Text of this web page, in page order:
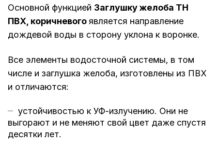
Основной функцией Заглушку желоба ТН
ПВХ, коричневого является направление
дождевой воды в сторону уклона к воронке.
Все элементы водосточной системы, в том
числе и заглушка желоба, изготовлены из ПВХ
и отличаются:
устойчивостью к УФ-излучению. Они не
выгорают и не меняют свой цвет даже спустя
десятки лет.